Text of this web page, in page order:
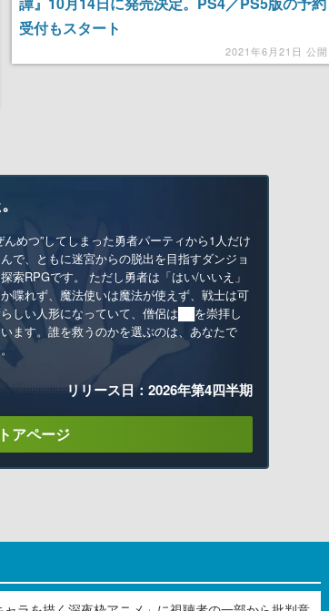
受付もスタート
2021年6月21日 公開
んめつ”してしまった勇者パーティから1人だけ
で、ともに迷宮からの脱出を目指すダンジョ
索RPGです。 ただし勇者は「はい/いいえ」
喋れず、魔法使いは魔法が使えず、戦士は可
しい人形になっていて、僧侶は██を崇拝し
ます。誰を救うのかを選ぶのは、あなたで
リリース日：2026年第4四半期
アページ